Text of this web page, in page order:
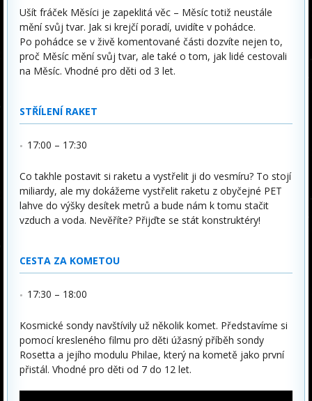
Ušít fráček Měsíci je zapeklitá věc – Měsíc totiž neustále
mění svůj tvar. Jak si krejčí poradí, uvidíte v pohádce.
Po pohádce se v živě komentované části dozvíte nejen to,
proč Měsíc mění svůj tvar, ale také o tom, jak lidé cestovali
na Měsíc. Vhodné pro děti od 3 let.
STŘÍLENÍ RAKET
17:00 – 17:30
Co takhle postavit si raketu a vystřelit ji do vesmíru? To stojí
miliardy, ale my dokážeme vystřelit raketu z obyčejné PET
lahve do výšky desítek metrů a bude nám k tomu stačit
vzduch a voda. Nevěříte? Přijďte se stát konstruktéry!
CESTA ZA KOMETOU
17:30 – 18:00
Kosmické sondy navštívily už několik komet. Představíme si
pomocí kresleného filmu pro děti úžasný příběh sondy
Rosetta a jejího modulu Philae, který na kometě jako první
přistál. Vhodné pro děti od 7 do 12 let.